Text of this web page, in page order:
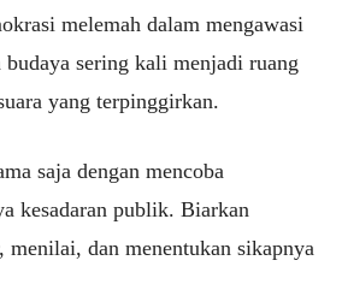
melemah dalam mengawasi
budaya sering kali menjadi ruang
yang terpinggirkan.
saja dengan mencoba
kesadaran publik. Biarkan
menilai, dan menentukan sikapnya